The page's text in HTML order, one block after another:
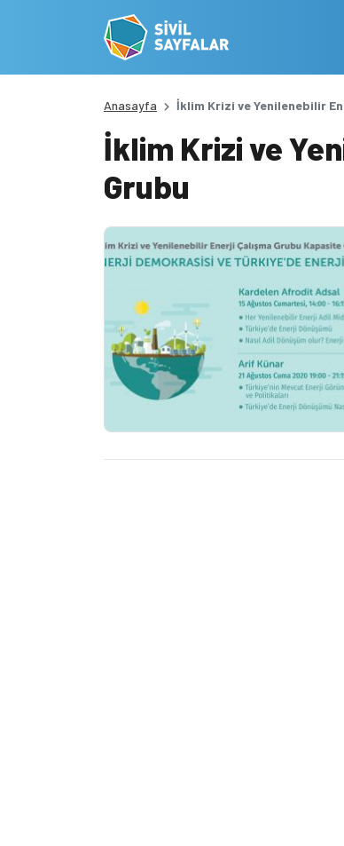
Anasayfa İklim Krizi ve Yenilenebilir
İklim Krizi ve
Grubu